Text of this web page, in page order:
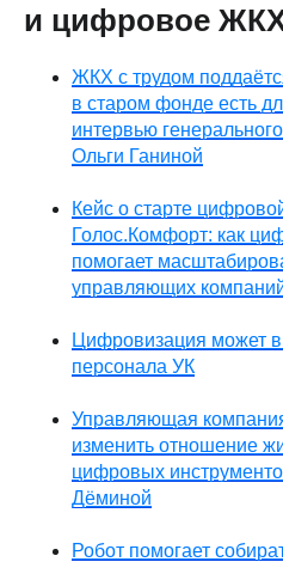
и цифровое
ЖКХ с трудом
в старом фонде есть
интервью
Ольги Ганиной
Кейс о старте
Голос.Комфорт: как
помогает
управляющих
Цифровизация может
персонала УК
Управляющая
изменить отношение
цифровых
Дёминой
Робот помогает